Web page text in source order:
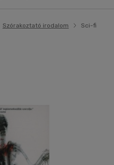
Szórakoztató irodalom Sci-fi